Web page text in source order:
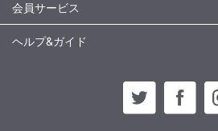
会員サービス
ヘルプ&ガイド